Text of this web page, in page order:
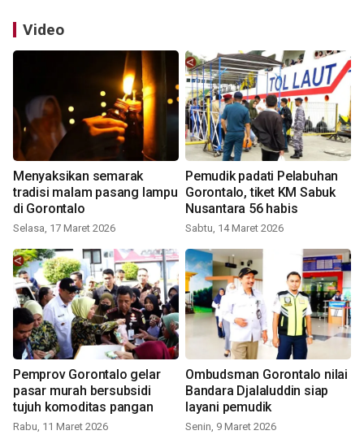
Video
Menyaksikan semarak
tradisi malam pasang lampu
di Gorontalo
Selasa, 17 Maret 2026
Pemudik padati Pelabuhan
Gorontalo, tiket KM Sabuk
Nusantara 56 habis
Sabtu, 14 Maret 2026
Pemprov Gorontalo gelar
pasar murah bersubsidi
tujuh komoditas pangan
Rabu, 11 Maret 2026
Ombudsman Gorontalo nilai
Bandara Djalaluddin siap
layani pemudik
Senin, 9 Maret 2026